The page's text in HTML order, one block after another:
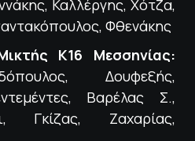
Καλλέργης, Χότζα,
Φθενάκης
Κ16 Μεσσηνίας:
Δουφεξής,
Βαρέλας Σ.,
Γκίζας, Ζαχαρίας,